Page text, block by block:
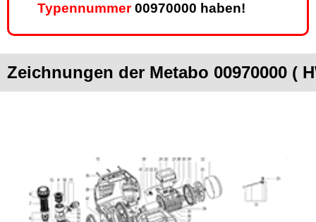
Typennummer00970000 haben!
Zeichnungen der Metabo 00970000 (